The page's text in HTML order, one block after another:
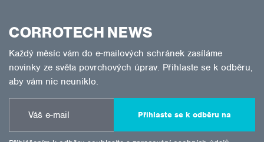
CORROTECH NEWS
Každý měsíc vám do e-mailových schránek zasíláme
novinky ze světa povrchových úprav. Přihlaste se k odběru,
aby vám nic neuniklo.
Přihlaste se k odběru na